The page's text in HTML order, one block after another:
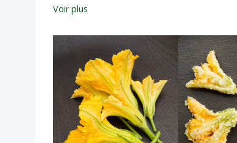
Voir plus